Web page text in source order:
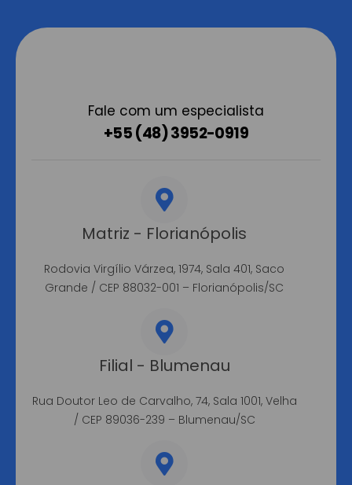
Fale com um especialista
+55 (48) 3952-0919
Matriz - Florianópolis
Rodovia Virgílio Várzea, 1974, Sala 401, Saco
Grande / CEP 88032-001 – Florianópolis/SC
Filial - Blumenau
Rua Doutor Leo de Carvalho, 74, Sala 1001, Velha
/ CEP 89036-239 – Blumenau/SC